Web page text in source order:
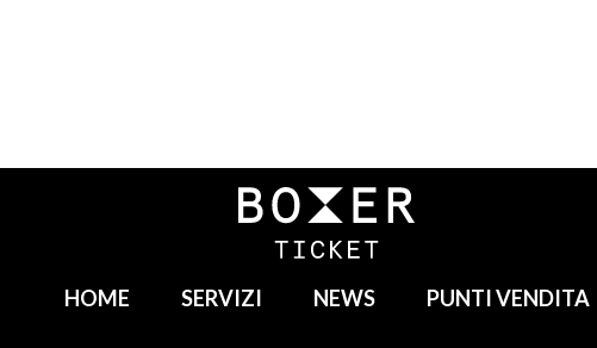
HOME SERVIZI NEWS PUNTI VENDITA